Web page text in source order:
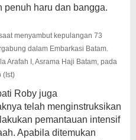
penuh haru dan bangga.
menyambut kepulangan 73
dalam Embarkasi Batam.
Arafah I, Asrama Haji Batam, pada
(Ist)
Roby juga
telah menginstruksikan
pemantauan intensif
Apabila ditemukan